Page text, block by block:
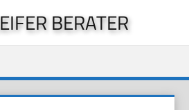
BERATER